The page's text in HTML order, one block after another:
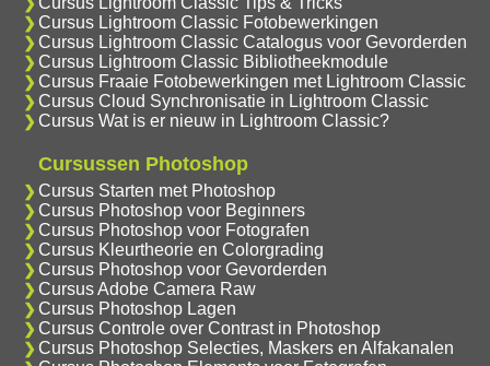
Cursus Lightroom Classic Fotobewerkingen
Cursus Lightroom Classic Catalogus voor Gevorderden
Cursus Lightroom Classic Bibliotheekmodule
Cursus Fraaie Fotobewerkingen met Lightroom Classic
Cursus Cloud Synchronisatie in Lightroom Classic
Cursus Wat is er nieuw in Lightroom Classic?
Cursussen Photoshop
Cursus Starten met Photoshop
Cursus Photoshop voor Beginners
Cursus Photoshop voor Fotografen
Cursus Kleurtheorie en Colorgrading
Cursus Photoshop voor Gevorderden
Cursus Adobe Camera Raw
Cursus Photoshop Lagen
Cursus Controle over Contrast in Photoshop
Cursus Photoshop Selecties, Maskers en Alfakanalen